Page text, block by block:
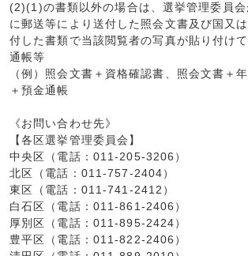
(2)(1)の書類以外の場合は、選挙管理委員
に郵送等により送付した照会文書及び国又
付した書類で当該閲覧者の写真が貼り付け
通帳等
（例）照会文書＋資格確認書、照会文書＋
＋預金通帳
《お問い合わせ先》
【各区選挙管理委員会】
中央区（電話：011-205-3206）
北区（電話：011-757-2404）
東区（電話：011-741-2412）
白石区（電話：011-861-2406）
厚別区（電話：011-895-2424）
豊平区（電話：011-822-2406）